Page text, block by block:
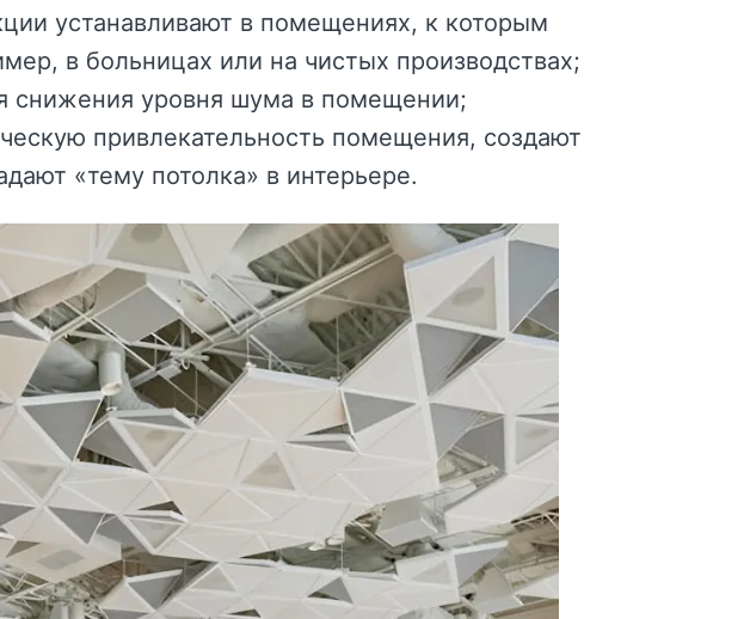
устанавливают в помещениях, к которым
в больницах или на чистых производствах;
снижения уровня шума в помещении;
привлекательность помещения, создают
«тему потолка» в интерьере.